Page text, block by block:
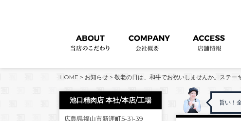
HOME > お知らせ > 敬老の日は、和牛でお祝いしませんか。ステ
旨い！
池口精肉店 本社/本店/工場
広島県福山市新涯町5-31-39